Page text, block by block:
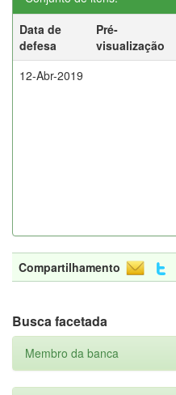
Data de
defesa
Pré-
visualização
12-Abr-2019
Compartilhamento
Busca facetada
Membro da banca